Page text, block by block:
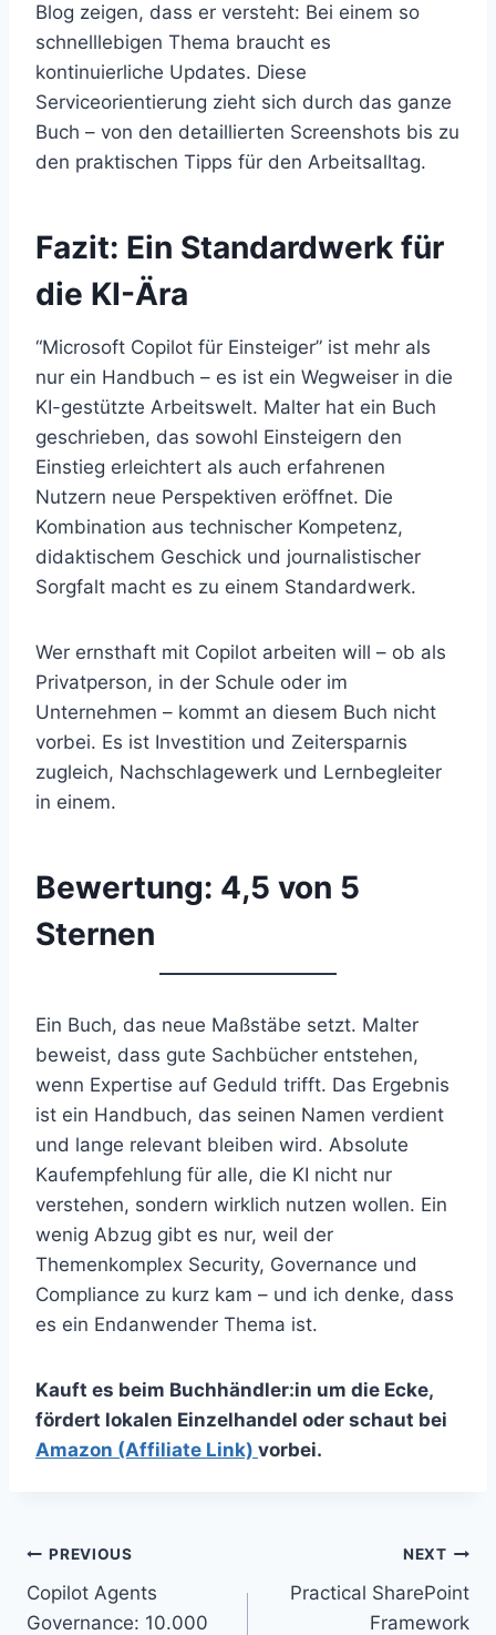
Blog zeigen, dass er versteht: Bei einem so
schnelllebigen Thema braucht es
kontinuierliche Updates. Diese
Serviceorientierung zieht sich durch das ganze
Buch – von den detaillierten Screenshots bis zu
den praktischen Tipps für den Arbeitsalltag.
Fazit: Ein Standardwerk für
die KI-Ära
“Microsoft Copilot für Einsteiger” ist mehr als
nur ein Handbuch – es ist ein Wegweiser in die
KI-gestützte Arbeitswelt. Malter hat ein Buch
geschrieben, das sowohl Einsteigern den
Einstieg erleichtert als auch erfahrenen
Nutzern neue Perspektiven eröffnet. Die
Kombination aus technischer Kompetenz,
didaktischem Geschick und journalistischer
Sorgfalt macht es zu einem Standardwerk.
Wer ernsthaft mit Copilot arbeiten will – ob als
Privatperson, in der Schule oder im
Unternehmen – kommt an diesem Buch nicht
vorbei. Es ist Investition und Zeitersparnis
zugleich, Nachschlagewerk und Lernbegleiter
in einem.
Bewertung: 4,5 von 5
Sternen
Ein Buch, das neue Maßstäbe setzt. Malter
beweist, dass gute Sachbücher entstehen,
wenn Expertise auf Geduld trifft. Das Ergebnis
ist ein Handbuch, das seinen Namen verdient
und lange relevant bleiben wird. Absolute
Kaufempfehlung für alle, die KI nicht nur
verstehen, sondern wirklich nutzen wollen. Ein
wenig Abzug gibt es nur, weil der
Themenkomplex Security, Governance und
Compliance zu kurz kam – und ich denke, dass
es ein Endanwender Thema ist.
Kauft es beim Buchhändler:in um die Ecke,
fördert lokalen Einzelhandel oder schaut bei
Amazon (Affiliate Link) vorbei.
Post
navigation
PREVIOUS
Copilot Agents
Governance: 10.000
NEXT
Practical SharePoint
Framework